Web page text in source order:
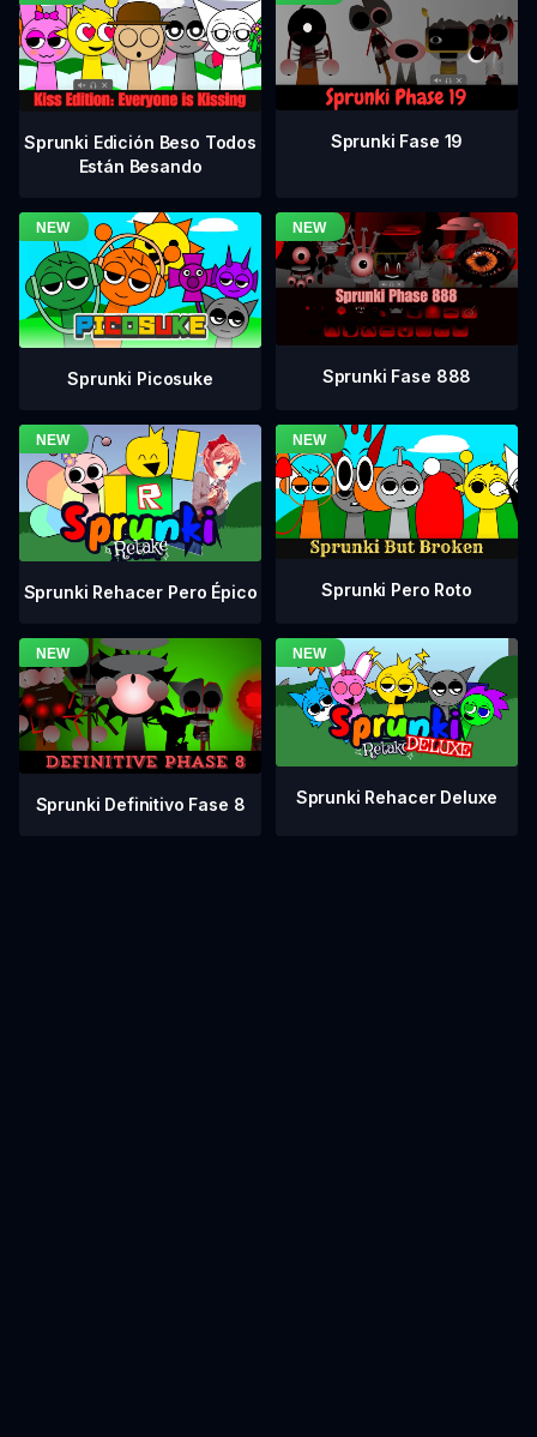
Sprunki Edición Beso Todos
Están Besando
Sprunki Fase 19
Sprunki Picosuke Sprunki Fase 888
Sprunki Rehacer Pero Épico Sprunki Pero Roto
Sprunki Definitivo Fase 8 Sprunki Rehacer Deluxe